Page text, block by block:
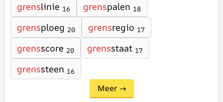
grenslinie 16 grenspalen 18
grensploeg 20 grensregio 17
grensscore 20 grensstaat 17
grenssteen 16
Meer →